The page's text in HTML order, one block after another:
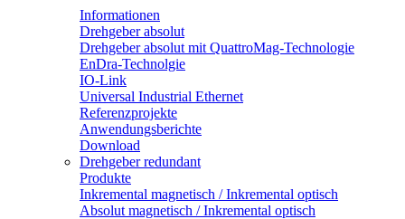
Informationen
Drehgeber absolut
Drehgeber absolut mit QuattroMag-Technologie
EnDra-Technolgie
IO-Link
Universal Industrial Ethernet
Referenzprojekte
Anwendungsberichte
Download
Drehgeber redundant
Produkte
Inkremental magnetisch / Inkremental optisch
Absolut magnetisch / Inkremental optisch